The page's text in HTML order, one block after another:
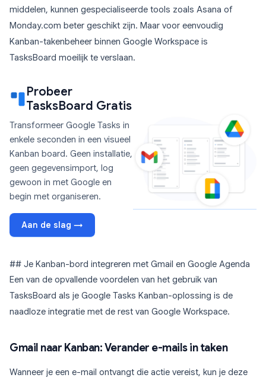
middelen, kunnen gespecialiseerde tools zoals Asana of
Monday.com beter geschikt zijn. Maar voor eenvoudig
Kanban-takenbeheer binnen Google Workspace is
TasksBoard moeilijk te verslaan.
Probeer
TasksBoard Gratis
Transformeer Google Tasks in
enkele seconden in een visueel
Kanban board. Geen installatie,
geen gegevensimport, log
gewoon in met Google en
begin met organiseren.
Aan de slag →
## Je Kanban-bord integreren met Gmail en Google Agenda
Een van de opvallende voordelen van het gebruik van
TasksBoard als je Google Tasks Kanban-oplossing is de
naadloze integratie met de rest van Google Workspace.
Gmail naar Kanban: Verander e-mails in taken
Wanneer je een e-mail ontvangt die actie vereist, kun je deze